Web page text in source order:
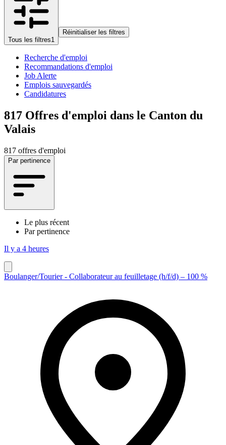
Tous les filtres1
Réinitialiser les filtres
Recherche d'emploi
Recommandations d'emploi
Job Alerte
Emplois sauvegardés
Candidatures
817 Offres d'emploi dans le Canton du
Valais
817 offres d'emploi
Par pertinence
Le plus récent
Par pertinence
Il y a 4 heures
Boulanger/Tourier - Collaborateur au feuilletage (h/f/d) – 100 %